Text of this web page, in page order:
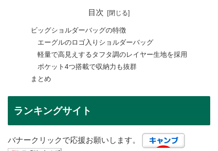
目次
ビッグショルダーバッグの特徴
エーグルのロゴ入りショルダーバッグ
軽量で高見えするタフタ調のレイヤー生地を採用
ポケット4つ搭載で収納力も抜群
まとめ
ランキングサイト
バナークリックで応援お願いします。